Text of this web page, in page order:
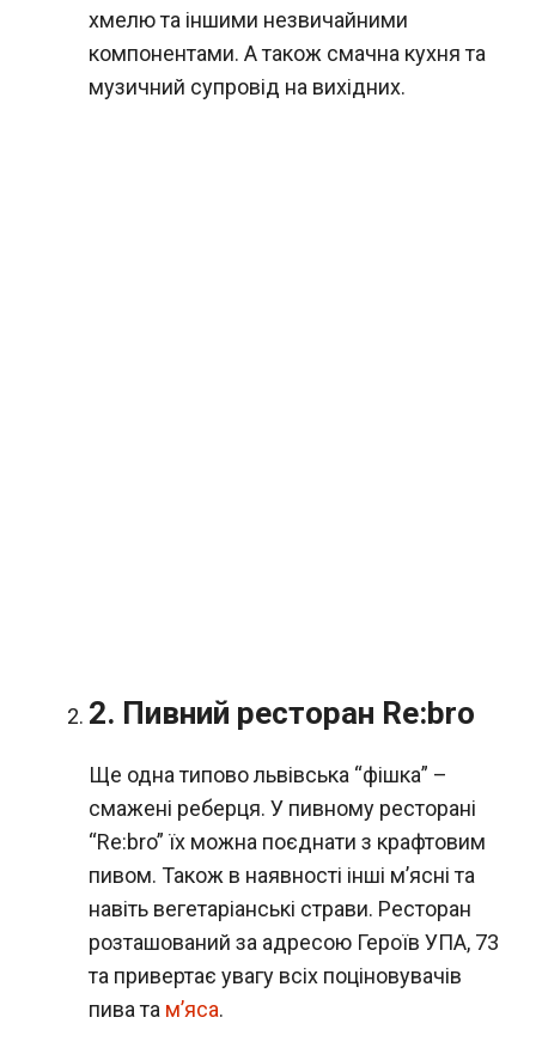
хмелю та іншими незвичайними
компонентами. А також смачна кухня та
музичний супровід на вихідних.
2. Пивний ресторан Re:bro
Ще одна типово львівська “фішка” –
смажені реберця. У пивному ресторані
“Re:bro” їх можна поєднати з крафтовим
пивом. Також в наявності інші м’ясні та
навіть вегетаріанські страви. Ресторан
розташований за адресою Героїв УПА, 73
та привертає увагу всіх поціновувачів
пива та м’яса.